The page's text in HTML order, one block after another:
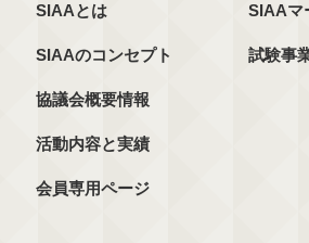
SIAAとは
SIAAのコンセプト
協議会概要情報
活動内容と実績
会員専用ページ
SIAAマ
試験事